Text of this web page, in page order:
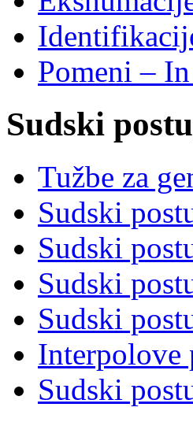
Pomeni –
Sudski
Tužbe za
Sudski
Sudski
Sudski
Sudski
Interpolove
Sudski